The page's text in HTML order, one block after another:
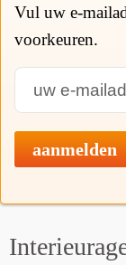
Vul uw e-
voorkeuren.
aanmelden